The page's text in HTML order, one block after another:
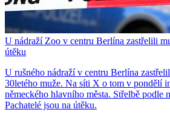
U nádraží Zoo v centru Berlína zastřelili
útěku
U rušného nádraží v centru Berlína
30letého muže. Na síti X o tom v pondělí
německého hlavního města. Střelbě podle
Pachatelé jsou na útěku.